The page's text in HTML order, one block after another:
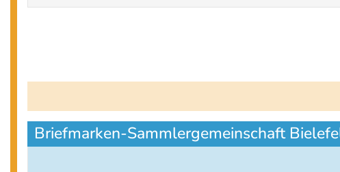
Briefmarken-Sammlergemeinschaft